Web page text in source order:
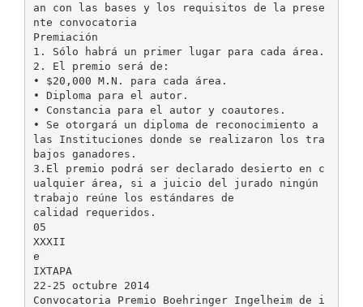
an con las bases y los requisitos de la prese
nte convocatoria
Premiación
1. Sólo habrá un primer lugar para cada área.
2. El premio será de:
• $20,000 M.N. para cada área.
• Diploma para el autor.
• Constancia para el autor y coautores.
• Se otorgará un diploma de reconocimiento a
las Instituciones donde se realizaron los tra
bajos ganadores.
3.El premio podrá ser declarado desierto en c
ualquier área, si a juicio del jurado ningún
trabajo reúne los estándares de
calidad requeridos.
05
XXXII
e
IXTAPA
22-25 octubre 2014
Convocatoria Premio Boehringer Ingelheim de i